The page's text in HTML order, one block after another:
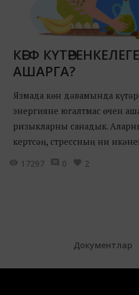
КӘЕФ
АШАРГА?
Язмада көн дәвамында
энергияне югалтмас өчен
ризыкларны санадык.
кертсәң, стрессның ни
17297
0 2
Документлар